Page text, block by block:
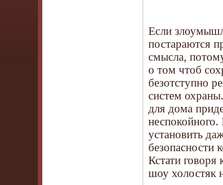
Если
постараются
смысла,
о том чтоб
безотступно
систем
для дома
установить
безопасности
Кстати говоря
шоу холостяк